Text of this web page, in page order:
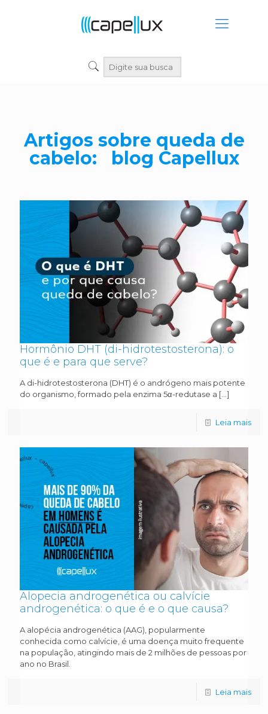
Artigos sobre queda de
cabelo: blog Capellux
Hormônio DHT (di-hidrotestosterona): o
que é e para que serve?
A di-hidrotestosterona (DHT) é o andrógeno mais potente
do organismo, formado pela enzima 5α-redutase a […]
Leia mais
Alopecia androgenética ou calvície
androgenética: o que é e o que causa?
A alopécia androgenética (AAG), popularmente
conhecida como calvície, é uma doença muito frequente
na população, atingindo mais de 2 milhões de pessoas por
ano no Brasil.
Leia mais